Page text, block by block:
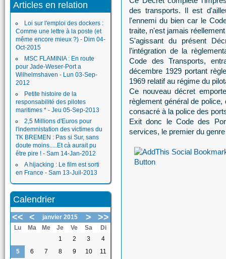
Articles en relation
Loi sur l'emploi des dockers :
Comme une lettre à la poste (et
même encore mieux ?) - Dim 04-
Oct-2015
MSC FLAMINIA : En route
pour Jade-Weser-Port a
Wilhelmshaven - Lun 03-Sep-
2012
Petite histoire de la
responsabilité des pilotes
maritimes * - Jeu 05-Sep-2013
2,5 Millions d'Euros pour
l'indemnistation des victimes du
TK BREMEN : Pas si Sur, sans
doute moins.....Et cà aurait pu
être pire ! - Sam 14-Jan-2012
A hijacking : Le film est sorti
en France - Sam 13-Juil-2013
Calendrier
<<
< janvier 2015 > >>
Lu Ma Me Je Ve Sa
Di
1
2 3
4
5
6 7 8 9 10
11
des transports. Il est
l'ennemi du bien car le
traite, n'est jamais
S'agissant du présent
l'intégration de la
Code des Transports,
décembre 1929 portant
1969 relatif au régime du
Ce nouveau décret
règlement général de
consacré à la police des
Exit donc le Code des
services, le premier du